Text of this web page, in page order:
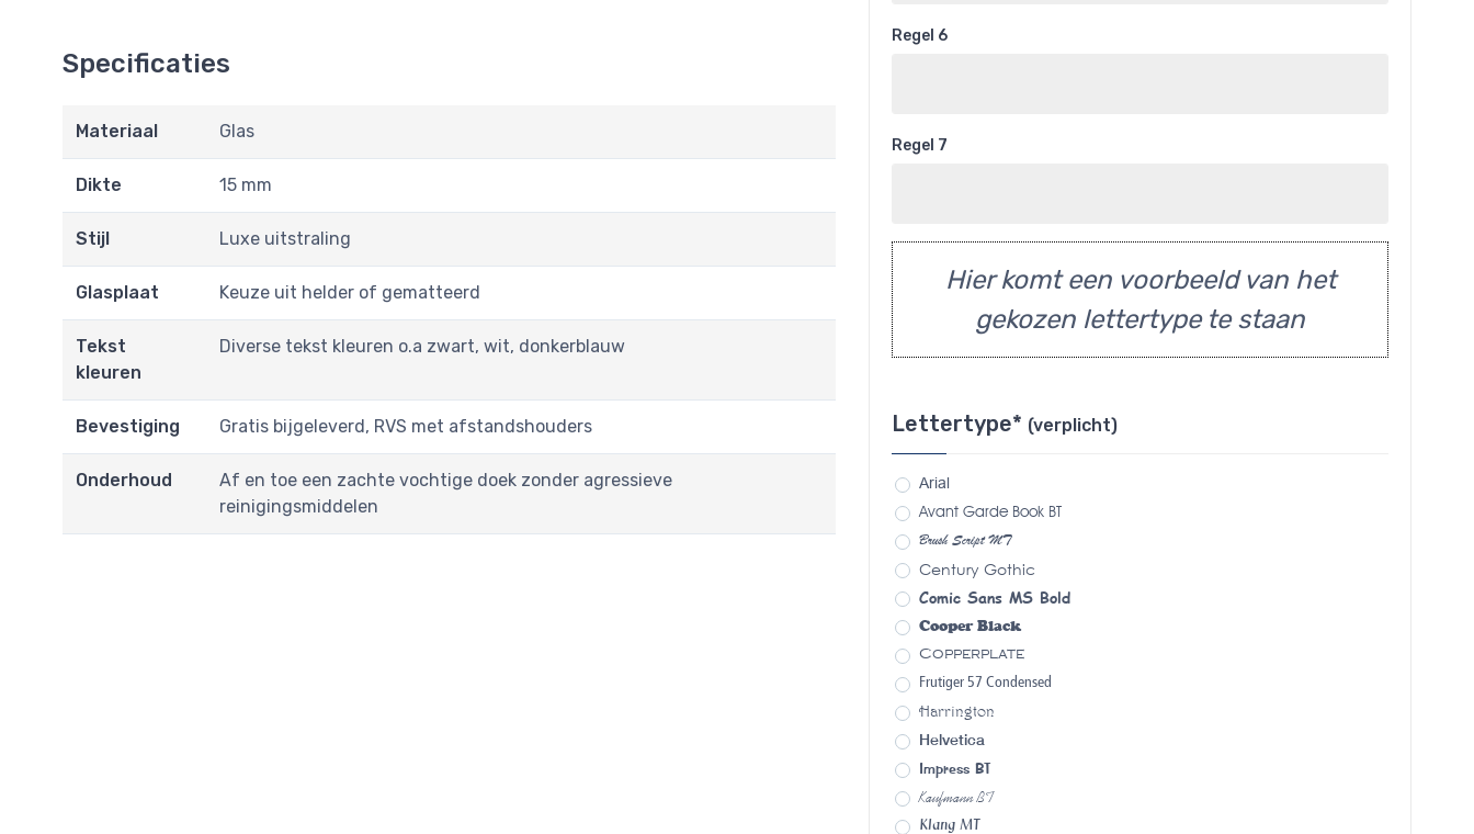
Specificaties
Materiaal Glas
Dikte 15 mm
Stijl Luxe uitstraling
Glasplaat Keuze uit helder of gematteerd
Tekst
kleuren
Diverse tekst kleuren o.a zwart, wit, donkerblauw
Bevestiging Gratis bijgeleverd, RVS met afstandshouders
Onderhoud
Af en toe een zachte vochtige doek zonder agressieve
reinigingsmiddelen
Regel 6
Regel 7
Hier komt een voorbeeld van het
gekozen lettertype te staan
Lettertype* (verplicht)
Arial
Avant Garde Book BT
Brush Script MT
Century Gothic
Comic Sans MS Bold
Cooper Black
Copperplate
Frutiger 57 Condensed
Harrington
Helvetica
Impress BT
Kaufmann BT
Klang MT